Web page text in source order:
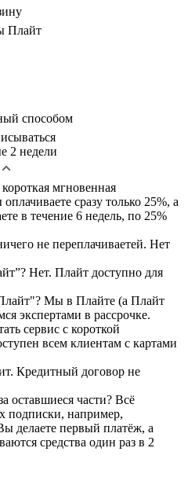
Плайт
способом
2 недели
мгновенная
сразу только 25%, а
в течение 6 недель, по 25%
не переплачиваетей. Нет
Нет. Плайт доступно для
Мы в Плайте (а Плайт
экспертами в рассрочке.
сервис с короткой
всем клиентам с картами
Кредитный договор не
оставшиеся части? Всё
подписки, например,
делаете первый платёж, а
средства один раз в 2